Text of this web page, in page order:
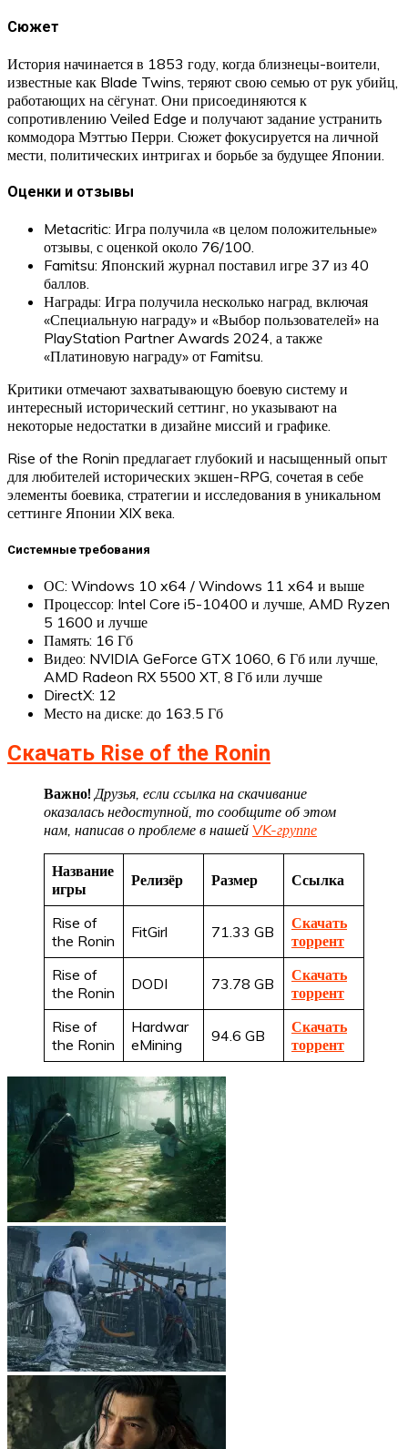
Сюжет
История начинается в 1853 году, когда близнецы-воители,
известные как Blade Twins, теряют свою семью от рук убийц,
работающих на сёгунат. Они присоединяются к
сопротивлению Veiled Edge и получают задание устранить
коммодора Мэттью Перри. Сюжет фокусируется на личной
мести, политических интригах и борьбе за будущее Японии.
Оценки и отзывы
Metacritic: Игра получила «в целом положительные»
отзывы, с оценкой около 76/100.
Famitsu: Японский журнал поставил игре 37 из 40
баллов.
Награды: Игра получила несколько наград, включая
«Специальную награду» и «Выбор пользователей» на
PlayStation Partner Awards 2024, а также
«Платиновую награду» от Famitsu.
Критики отмечают захватывающую боевую систему и
интересный исторический сеттинг, но указывают на
некоторые недостатки в дизайне миссий и графике.
Rise of the Ronin предлагает глубокий и насыщенный опыт
для любителей исторических экшен-RPG, сочетая в себе
элементы боевика, стратегии и исследования в уникальном
сеттинге Японии XIX века.
Системные требования
ОС: Windows 10 x64 / Windows 11 x64 и выше
Процессор: Intel Core i5-10400 и лучше, AMD Ryzen
5 1600 и лучше
Память: 16 Гб
Видео: NVIDIA GeForce GTX 1060, 6 Гб или лучше,
AMD Radeon RX 5500 XT, 8 Гб или лучше
DirectX: 12
Место на диске: до 163.5 Гб
Скачать Rise of the Ronin
Важно! Друзья, если ссылка на скачивание
оказалась недоступной, то сообщите об этом
нам, написав о проблеме в нашей VK-группе
Название
игры
Релизёр Размер Ссылка
Rise of
the Ronin
FitGirl 71.33 GB
Скачать
торрент
Rise of
the Ronin
DODI 73.78 GB
Скачать
торрент
Rise of
the Ronin
Hardwar
eMining
94.6 GB
Скачать
торрент